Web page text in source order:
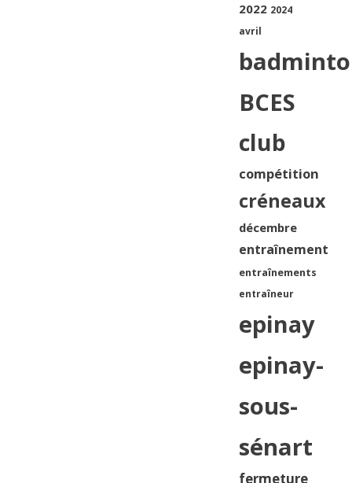
2022 2024
avril
BCES
club
compétition
créneaux
décembre
entraînement
entraînements
entraîneur
epinay
epinay-
sous-
sénart
fermeture